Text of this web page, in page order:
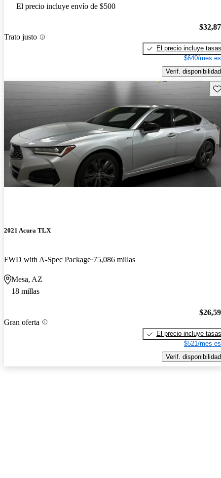
El precio incluye envío de $500
Trato justo
El precio incluye tasas
$640/mes
Verif. disponibilidad
2021 Acura TLX
FWD with A-Spec Package 75,086 millas
Mesa, AZ
18 millas
Gran oferta
El precio incluye tasas
$521/mes
Verif. disponibilidad